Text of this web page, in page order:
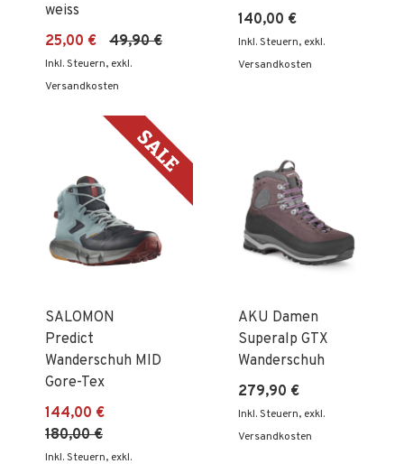
weiss
25,00 €
49,90 €
Inkl. Steuern, exkl.
Versandkosten
140,00 €
Inkl. Steuern, exkl.
Versandkosten
SALOMON
Predict
Wanderschuh MID
Gore-Tex
144,00 €
180,00 €
Inkl. Steuern, exkl.
AKU Damen
Superalp GTX
Wanderschuh
279,90 €
Inkl. Steuern, exkl.
Versandkosten